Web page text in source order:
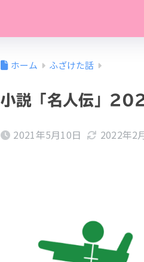
ホーム ふざけた話
小説「名人伝」
2021年5月10日 2022年2